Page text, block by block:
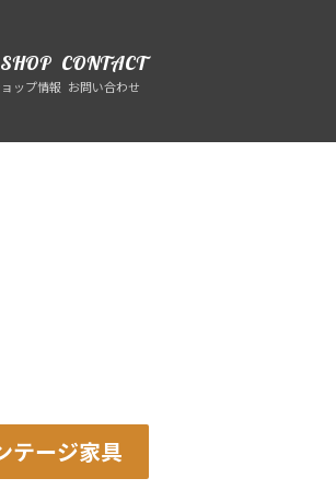
SHOP
ップ情報
CONTACT
お問い合わせ
テージ家具